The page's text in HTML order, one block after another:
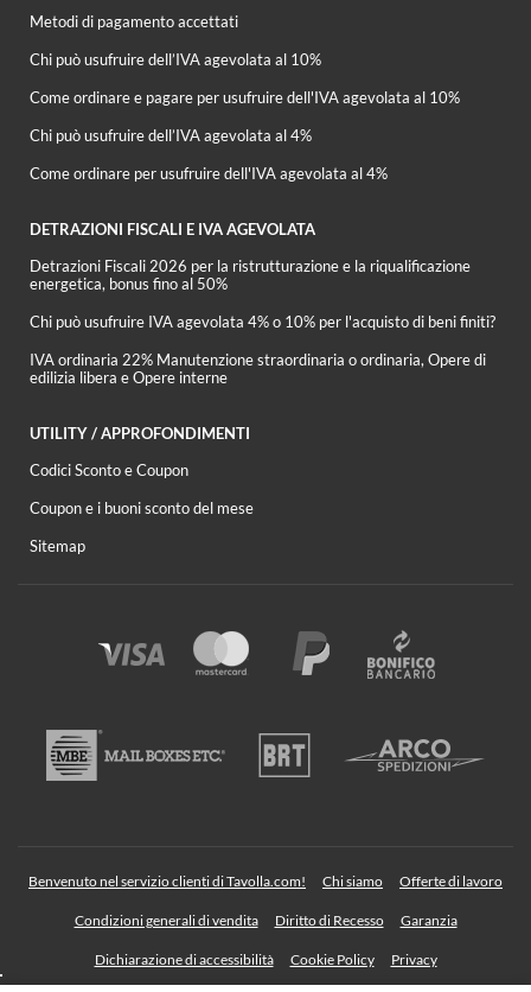
Metodi di pagamento accettati
Chi può usufruire dell’IVA agevolata al 10%
Come ordinare e pagare per usufruire dell'IVA agevolata al 10%
Chi può usufruire dell’IVA agevolata al 4%
Come ordinare per usufruire dell'IVA agevolata al 4%
DETRAZIONI FISCALI E IVA AGEVOLATA
Detrazioni Fiscali 2026 per la ristrutturazione e la riqualificazione
energetica, bonus fino al 50%
Chi può usufruire IVA agevolata 4% o 10% per l'acquisto di beni finiti?
IVA ordinaria 22% Manutenzione straordinaria o ordinaria, Opere di
edilizia libera e Opere interne
UTILITY / APPROFONDIMENTI
Codici Sconto e Coupon
Coupon e i buoni sconto del mese
Sitemap
Benvenuto nel servizio clienti di Tavolla.com! Chi siamo Offerte di lavoro
Condizioni generali di vendita Diritto di Recesso Garanzia
Dichiarazione di accessibilità Cookie Policy Privacy